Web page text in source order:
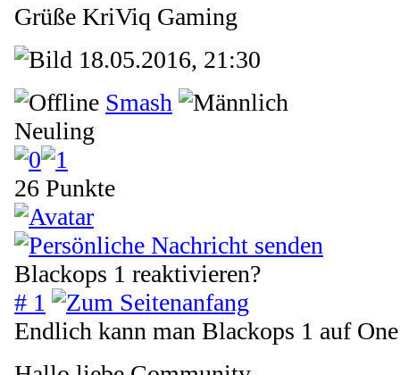
Grüße KriViq Gaming
18.05.2016, 21:30
Smash
Neuling
26 Punkte
Blackops 1 reaktivieren?
# 1
Endlich kann man Blackops 1 auf